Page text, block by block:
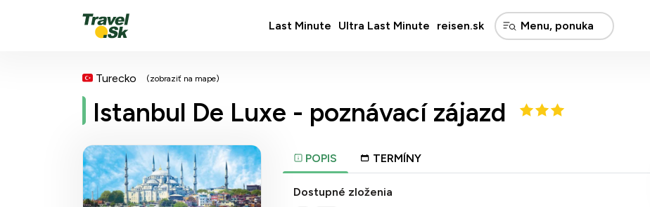
Last Minute Ultra Last Minute reisen.sk
Turecko (zobraziť na mape)
Istanbul De Luxe - poznávací zájazd
POPIS TERMÍNY
Dostupné zloženia